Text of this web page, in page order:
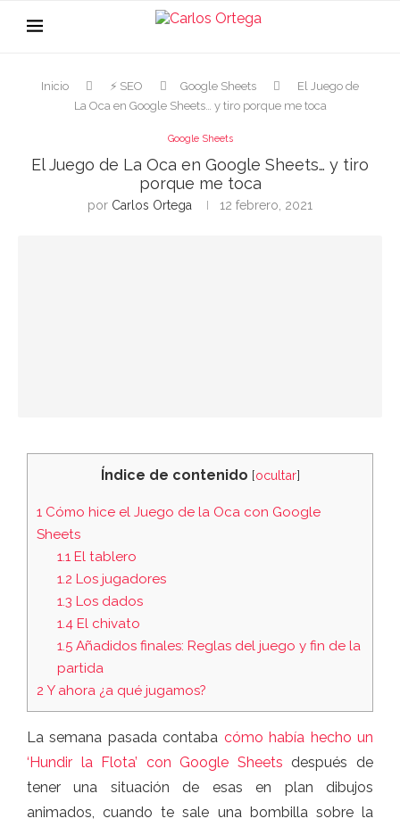
Inicio ⚡ SEO Google Sheets
El Juego de
La Oca en Google Sheets… y tiro porque me toca
Google Sheets
El Juego de La Oca en Google Sheets… y tiro
porque me toca
por Carlos Ortega 12 febrero, 2021
Índice de contenido [ocultar]
1 Cómo hice el Juego de la Oca con Google
Sheets
1.1El tablero
1.2 Los jugadores
1.3 Los dados
1.4El chivato
1.5Añadidos finales: Reglas del juego y fin de la
partida
2 Y ahora ¿a qué jugamos?
La semana pasada contaba cómo había hecho un
‘Hundir la Flota’ con Google Sheets después de
tener una situación de esas en plan dibujos
animados, cuando te sale una bombilla sobre la